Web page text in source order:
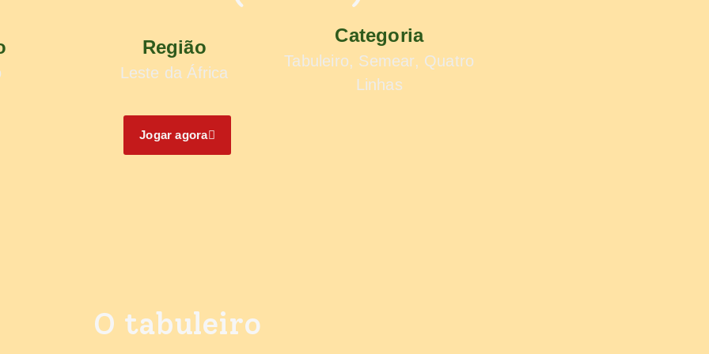
Região
Leste da África
Categoria
Tabuleiro, Semear, Quatro
Linhas
Jogar agora
O tabuleiro